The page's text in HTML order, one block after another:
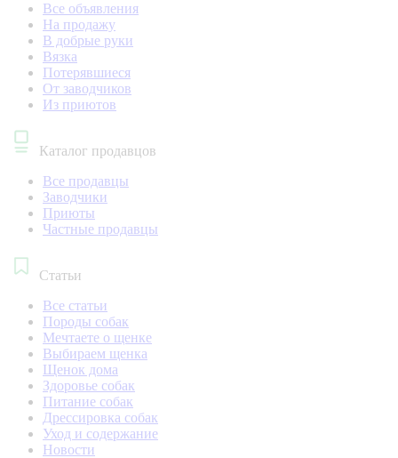
Все объявления
На продажу
В добрые руки
Вязка
Потерявшиеся
От заводчиков
Из приютов
Каталог продавцов
Все продавцы
Заводчики
Приюты
Частные продавцы
Статьи
Все статьи
Породы собак
Мечтаете о щенке
Выбираем щенка
Щенок дома
Здоровье собак
Питание собак
Дрессировка собак
Уход и содержание
Новости